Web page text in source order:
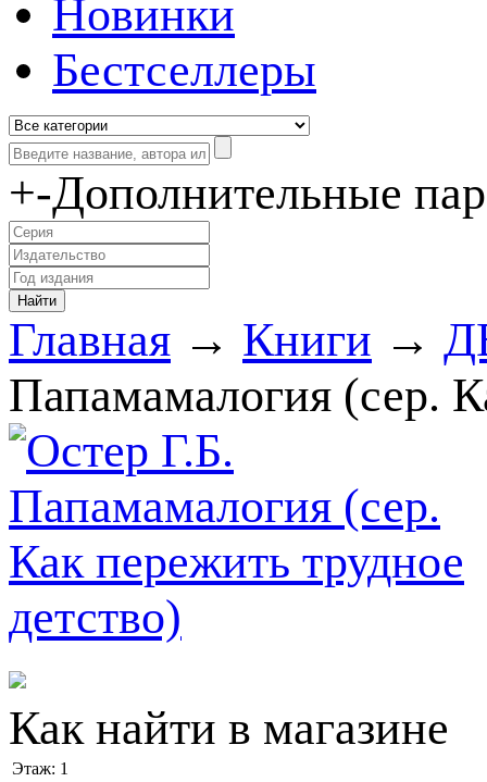
Новинки
Бестселлеры
+-Дополнительные
Главная → Книги →
Папамамалогия (сер.
Как найти в магазине
Этаж: 1